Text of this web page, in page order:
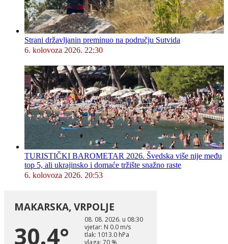
Strani državljanin preminuo na području Sutvida
6. kolovoza 2026. 22:30
TURISTIČKI BAROMETAR 2026. Švedska više nije među
top 5, ali ukrajinsko i domaće tržište snažno raste
6. kolovoza 2026. 20:53